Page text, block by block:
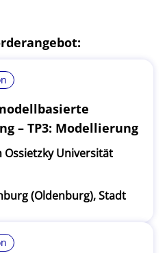
– TP3: Modellierung
Ossietzky Universität
(Oldenburg), Stadt